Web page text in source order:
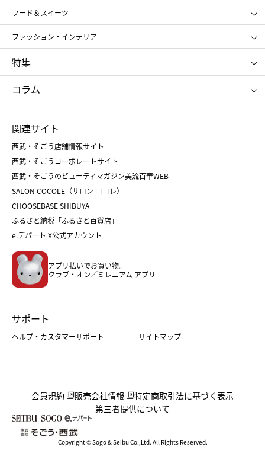
スポーツ・アウトドア
お中元
お歳暮
SHISEIDO
ポール&ジョー ボーテ
ジルスチュアート
NARS
RMK
クリニーク
SK-Ⅱ
フード＆スイーツ
アンリ・シャルパンティエ
ゴディバ
新宿高野
たねや
ねんりん家
ファッション・インテリア
ポロ ラルフ ローレン
タケオ キクチ
ママ＆キッズ
シュタイフ
特集
お中元
ひな人形
五月人形
父の日
クリスマスケーキ
ホワイトデー
コラム
菓子折り
和菓子
人気のギフト
バレンタイン
ホワイトデー
おせち
フード
ホーム・キッチン＆アート
関連サイト
西武・そごう店舗情報サイト
西武・そごうコーポレートサイト
西武・そごうのビューティマガジン美流百華WEB
SALON COCOLE（サロン ココレ）
CHOOSEBASE SHIBUYA
ふるさと納税「ふるさと百貨店」
e.デパート X公式アカウント
アプリ払いでお買い物。
クラブ・オン／ミレニアム アプリ
サポート
ヘルプ・カスタマーサポート サイトマップ
会員規約 販売会社情報
特定商取引法に基づく表示
第三者提供について
Copyright © Sogo & Seibu Co.,Ltd. All Rights Reserved.